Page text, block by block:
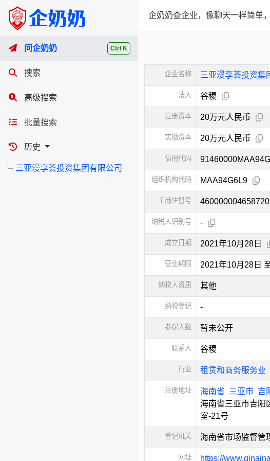
Ctrl K
问企奶奶
搜索
高级搜索
批量搜索
历史
三亚漫享荟投资集团有限公司
企奶奶查企业，像聊天一样简单
企业名称 三亚漫享荟投资集
法人 谷稷
注册资本 20万元人民币
实缴资本 20万元人民币
信用代码
组织机构代码 MAA94G6L9
工商注册号 460000004658720
纳税人识别号 -
成立日期 2021年10月28日
营业期限 2021年10月28日
纳税人资质 其他
纳税登记 -
参保人数 暂未公开
联系人 谷稷
行业 租赁和商务服务业
注册地址 海南省 三亚市 吉
海南省三亚市吉阳
室-21号
登记机关 海南省市场监督管
网址 https://